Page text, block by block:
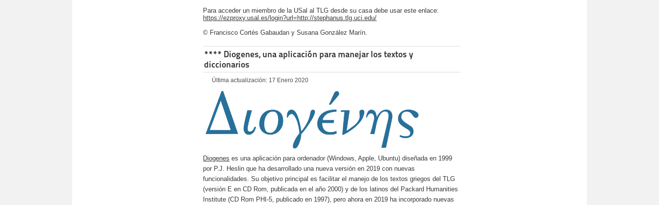
Para acceder un miembro de la USal al TLG desde su casa debe usar este enlace:
https://ezproxy.usal.es/login?url=http://stephanus.tlg.uci.edu/
© Francisco Cortés Gabaudan y Susana González Marín.
**** Diogenes, una aplicación para manejar los textos y
diccionarios
Última actualización: 17 Enero 2020
Diogenes es una aplicación para ordenador (Windows, Apple, Ubuntu) diseñada en 1999
por P.J. Heslin que ha desarrollado una nueva versión en 2019 con nuevas
funcionalidades. Su objetivo principal es facilitar el manejo de los textos griegos del TLG
(versión E en CD Rom, publicada en el año 2000) y de los latinos del Packard Humanities
Institute (CD Rom PHI-5, publicado en 1997), pero ahora en 2019 ha incorporado nuevas